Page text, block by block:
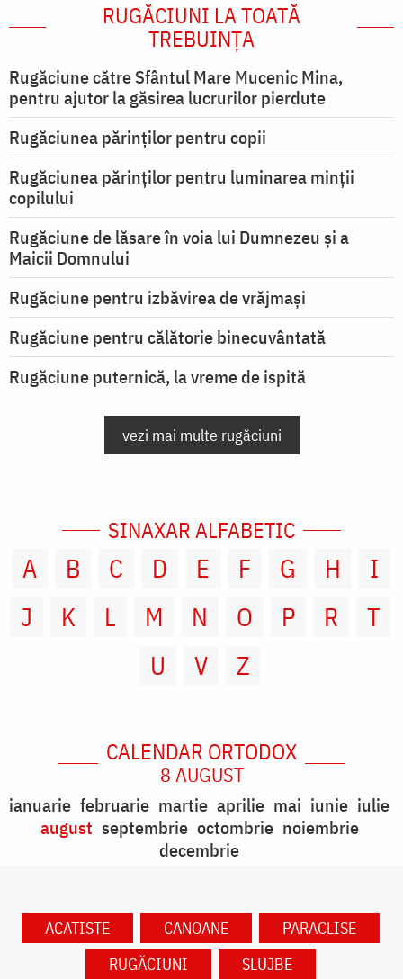
RUGĂCIUNI LA TOATĂ
TREBUINȚA
Rugăciune către Sfântul Mare Mucenic Mina,
pentru ajutor la găsirea lucrurilor pierdute
Rugăciunea părinților pentru copii
Rugăciunea părinților pentru luminarea minţii
copilului
Rugăciune de lăsare în voia lui Dumnezeu şi a
Maicii Domnului
Rugăciune pentru izbăvirea de vrăjmași
Rugăciune pentru călătorie binecuvântată
Rugăciune puternică, la vreme de ispită
vezi mai multe rugăciuni
SINAXAR ALFABETIC
A B C D E F G H
I
J
K L M N O P R
T
U
V Z
CALENDAR ORTODOX
8 AUGUST
ianuarie februarie martie aprilie mai iunie iulie
august septembrie octombrie noiembrie
decembrie
ACATISTE CANOANE
PARACLISE
RUGĂCIUNI
SLUJBE